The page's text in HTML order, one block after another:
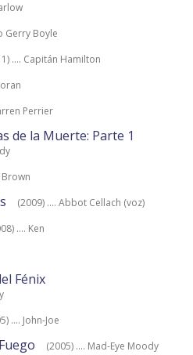
Gerry Boyle
.... Capitán Hamilton
Perrier
de la Muerte: Parte 1
Brown
(2009) .... Abbot Cellach (voz)
.... Ken
Fénix
.... John-Joe
(2005) .... Mad-Eye Moody